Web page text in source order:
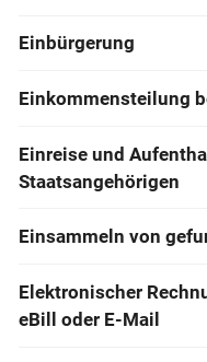
Einbürgerung
Einkommensteilung
Einreise und
Staatsangehörigen
Einsammeln von
Elektronischer
eBill oder E-Mail